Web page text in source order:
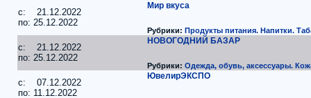
c: 21.12.2022
по: 25.12.2022
Мир вкуса
Рубрики: Продукты питания. Напитки.
c: 21.12.2022
по: 25.12.2022
НОВОГОДНИЙ БАЗАР
Рубрики: Одежда, обувь, аксессуары.
c: 07.12.2022
по: 11.12.2022
ЮвелирЭКСПО